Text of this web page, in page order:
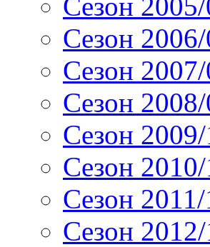
Сезон
Сезон
Сезон
Сезон
Сезон 2010/
Сезон
Сезон